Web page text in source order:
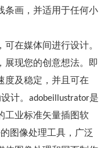
条画，并适用于任何小
可在媒体间进行设计。
展现您的创意想法。即
度及稳定，并且可在
计。adobeillustrator是
工业标准矢量插图软
图像处理工具，广泛